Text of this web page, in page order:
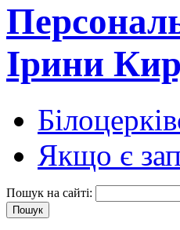
Ірини
Якщо є
Пошук на сайті: